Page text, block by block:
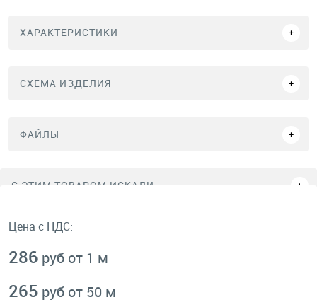
ХАРАКТЕРИСТИКИ
СХЕМА ИЗДЕЛИЯ
ФАЙЛЫ
C ЭТИМ ТОВАРОМ ИСКАЛИ
Цена с НДС:
286 руб от 1 м
265 руб от 50 м